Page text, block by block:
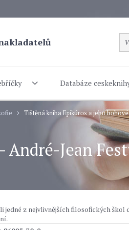
Databáze
Tištěná kniha Epikúros a jeho
André-Jean
z nejvlivnějších filosofických škol